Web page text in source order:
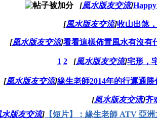
[風水版友交流]
[風水版友交流]收山出煞
[風水版友交流]看看這樣佈置風水有沒有
1 2 [風水版友交流]宅形，
[風水版友交流]緣生老師2014年的行運通
[風水版友交流]齐
版友交流]【短片】：緣生老師 ATV 亞洲